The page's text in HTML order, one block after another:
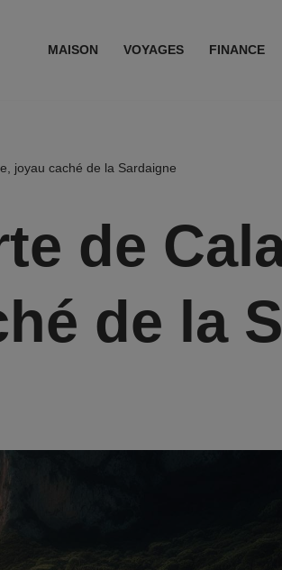
MAISON VOYAGES FINANCE
joyau caché de la Sardaigne
de
de la